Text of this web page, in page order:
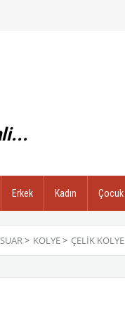
Erkek Kadın Çocuk
> KOLYE> ÇELIK KOLYE